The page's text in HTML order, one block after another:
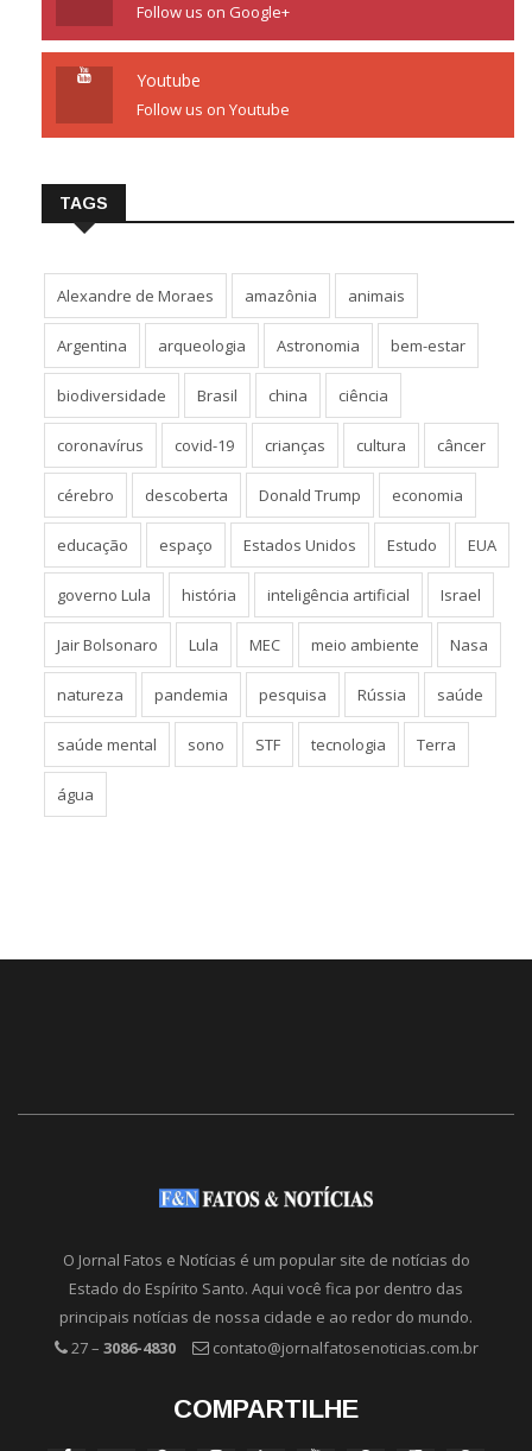
Follow us on Google+
Youtube
Follow us on Youtube
TAGS
Alexandre de Moraes amazônia animais
Argentina arqueologia Astronomia bem-estar
biodiversidade Brasil china ciência
coronavírus covid-19 crianças cultura câncer
cérebro descoberta Donald Trump economia
educação espaço Estados Unidos Estudo EUA
governo Lula história inteligência artificial Israel
Jair Bolsonaro Lula MEC meio ambiente Nasa
natureza pandemia pesquisa Rússia saúde
saúde mental sono STF tecnologia Terra
água
O Jornal Fatos e Notícias é um popular site de notícias do
Estado do Espírito Santo. Aqui você fica por dentro das
principais notícias de nossa cidade e ao redor do mundo.
27 – 3086-4830 contato@jornalfatosenoticias.com.br
COMPARTILHE